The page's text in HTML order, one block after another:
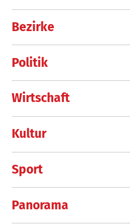
Bezirke
Politik
Wirtschaft
Kultur
Sport
Panorama